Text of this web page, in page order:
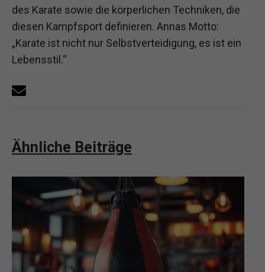
des Karate sowie die körperlichen Techniken, die
diesen Kampfsport definieren. Annas Motto:
„Karate ist nicht nur Selbstverteidigung, es ist ein
Lebensstil.“
Ähnliche Beiträge